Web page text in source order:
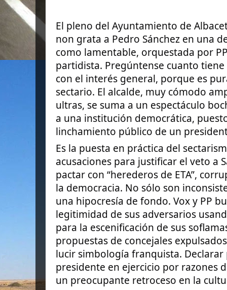
El pleno del Ayuntamiento de
non grata a Pedro Sánchez en una
como lamentable, orquestada por
partidista. Pregúntense cuanto
con el interés general, porque es
sectario. El alcalde, muy cómodo
ultras, se suma a un espectáculo
a una institución democrática,
linchamiento público de un
Es la puesta en práctica del
acusaciones para justificar el veto a
pactar con “herederos de ETA”,
la democracia. No sólo son
una hipocresía de fondo. Vox y PP
legitimidad de sus adversarios
para la escenificación de sus
propuestas de concejales
lucir simbología franquista.
presidente en ejercicio por razones
un preocupante retroceso en la